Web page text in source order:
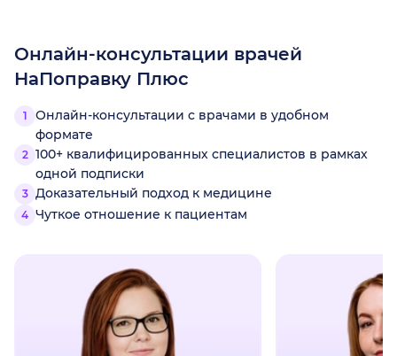
Онлайн-консультации врачей
НаПоправку Плюс
Онлайн-консультации с врачами в удобном
формате
100+ квалифицированных специалистов в рамках
одной подписки
Доказательный подход к медицине
Чуткое отношение к пациентам